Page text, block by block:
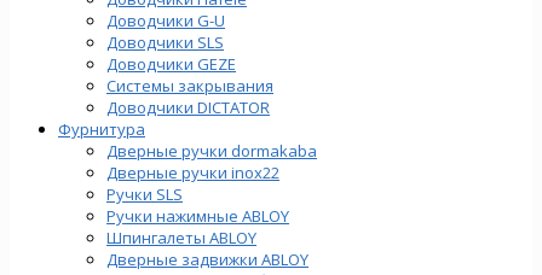
Доводчики G-U
Доводчики SLS
Доводчики GEZE
Cистемы закрывания
Доводчики DICTATOR
Фурнитура
Дверные ручки dormakaba
Дверные ручки inox22
Ручки SLS
Ручки нажимные ABLOY
Шпингалеты ABLOY
Дверные задвижки ABLOY